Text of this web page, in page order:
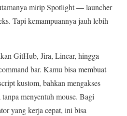
mirip Spotlight — launcher
Tapi kemampuannya jauh lebih
GitHub, Jira, Linear, hingga
bar. Kamu bisa membuat
kustom, bahkan mengakses
menyentuh mouse. Bagi
yang kerja cepat, ini bisa